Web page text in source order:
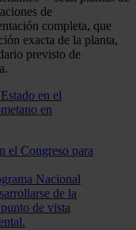
de
completa, que
exacta de la planta,
previsto de
el Congreso para
Nacional
de la
de vista